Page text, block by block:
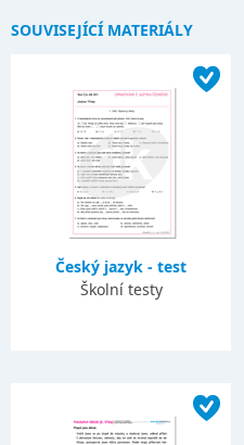
SOUVISEJÍCÍ MATERIÁLY
Český jazyk - test
Školní testy